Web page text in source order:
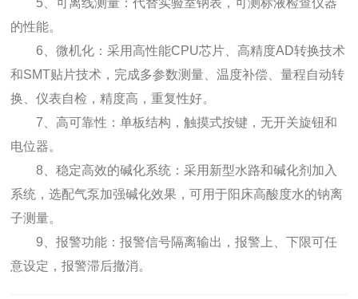
的性能。
6、微机化：采用高性能CPU芯片、高精度AD转换技术
和SMT贴片技术，完成多参数测量、温度补偿、量程自动转
换、仪表自检，精度高，重复性好。
7、高可靠性：单板结构，触摸式按键，无开关旋钮和
电位器。
8、稳定高效的碱化系统：采用新型水路和碱化剂加入
系统，选配气泵加强碱化效果，可用于阳床高酸度水的钠离
子测量。
9、报警功能：报警信号隔离输出，报警上、下限可任
意设定，报警滞后撤消。